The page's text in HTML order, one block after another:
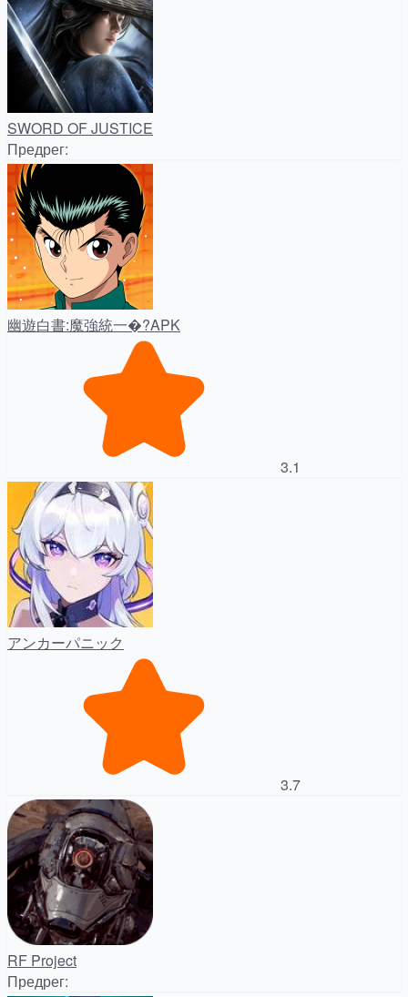
SWORD OF JUSTICE
Предрег:
幽遊白書:魔強統一�?APK
3.1
アンカーパニック
3.7
RF Project
Предрег: